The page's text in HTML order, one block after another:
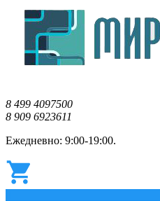
8 499 4097500
8 909 6923611
Ежедневно: 9:00-19:00.